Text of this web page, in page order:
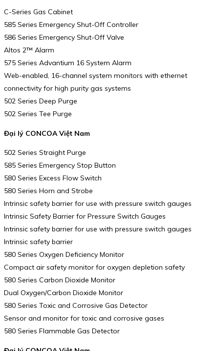
C-Series Gas Cabinet
585 Series Emergency Shut-Off Controller
586 Series Emergency Shut-Off Valve
Altos 2™ Alarm
575 Series Advantium 16 System Alarm
Web-enabled, 16-channel system monitors with ethernet
connectivity for high purity gas systems
502 Series Deep Purge
502 Series Tee Purge
Đại lý CONCOA Việt Nam
502 Series Straight Purge
585 Series Emergency Stop Button
580 Series Excess Flow Switch
580 Series Horn and Strobe
Intrinsic safety barrier for use with pressure switch gauges
Intrinsic Safety Barrier for Pressure Switch Gauges
Intrinsic safety barrier for use with pressure switch gauges
Intrinsic safety barrier
580 Series Oxygen Deficiency Monitor
Compact air safety monitor for oxygen depletion safety
580 Series Carbon Dioxide Monitor
Dual Oxygen/Carbon Dioxide Monitor
580 Series Toxic and Corrosive Gas Detector
Sensor and monitor for toxic and corrosive gases
580 Series Flammable Gas Detector